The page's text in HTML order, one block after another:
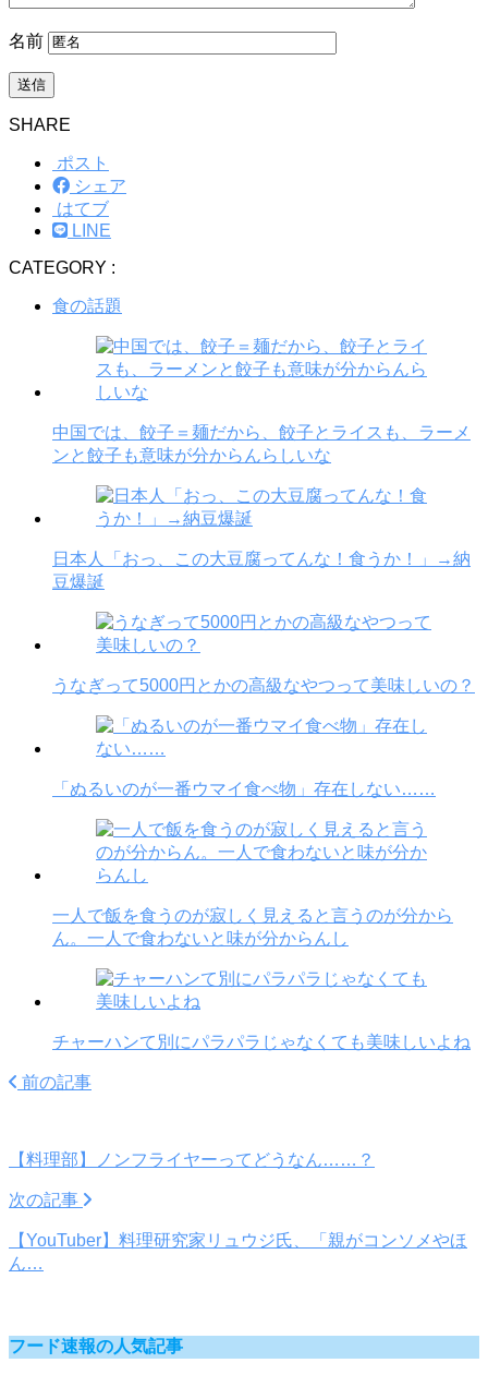
名前
SHARE
ポスト
シェア
はてブ
LINE
CATEGORY :
食の話題
中国では、餃子＝麺だから、餃子とライスも、ラーメ
ンと餃子も意味が分からんらしいな
日本人「おっ、この大豆腐ってんな！食うか！」→納
豆爆誕
うなぎって5000円とかの高級なやつって美味しいの？
「ぬるいのが一番ウマイ食べ物」存在しない……
一人で飯を食うのが寂しく見えると言うのが分から
ん。一人で食わないと味が分からんし
チャーハンて別にパラパラじゃなくても美味しいよね
前の記事
【料理部】ノンフライヤーってどうなん……？
次の記事
【YouTuber】料理研究家リュウジ氏、「親がコンソメやほ
ん…
フード速報の人気記事